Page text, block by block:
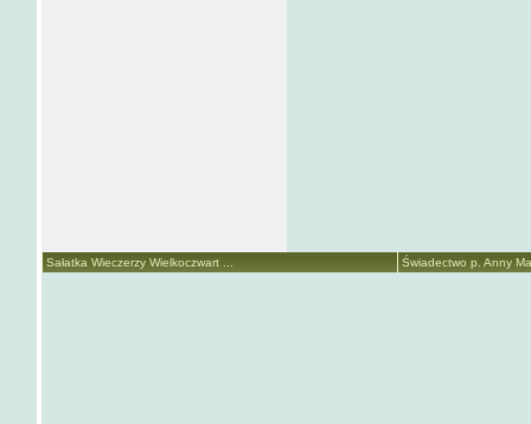
Sałatka Wieczerzy Wielkoczwart ... Świadectwo p. Anny